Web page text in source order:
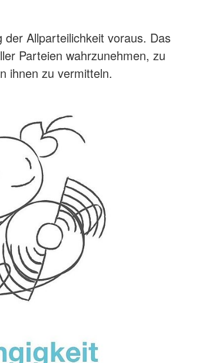
Allparteilichkeit voraus. Das
Parteien wahrzunehmen, zu
ihnen zu vermitteln.